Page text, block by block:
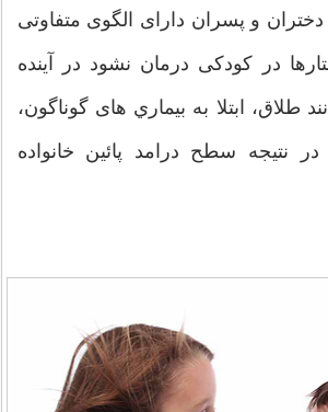
و پسران دارای الگوی متفاوتی
در کودکی درمان نشود در آينده
طلاق، ابتلا به بیماري های گوناگون،
نتيجه سطح درامد پائین خانواده